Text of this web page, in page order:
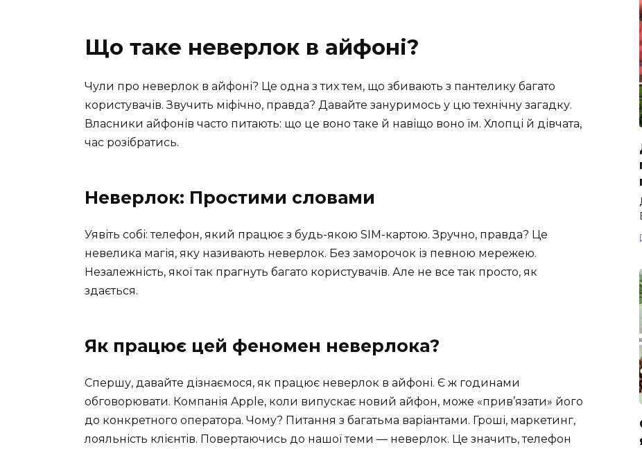
Що таке неверлок в айфоні?
Чули про неверлок в айфоні? Це одна з тих тем, що збивають з пантелику багато
користувачів. Звучить міфічно, правда? Давайте зануримось у цю технічну загадку.
Власники айфонів часто питають: що це воно таке й навіщо воно їм. Хлопці й дівчата,
час розібратись.
Неверлок: Простими словами
Уявіть собі: телефон, який працює з будь-якою SIM-картою. Зручно, правда? Це
невелика магія, яку називають неверлок. Без заморочок із певною мережею.
Незалежність, якої так прагнуть багато користувачів. Але не все так просто, як
здається.
Як працює цей феномен неверлока?
Спершу, давайте дізнаємося, як працює неверлок в айфоні. Є ж годинами
обговорювати. Компанія Apple, коли випускає новий айфон, може «прив’язати» його
до конкретного оператора. Чому? Питання з багатьма варіантами. Гроші, маркетинг,
лояльність клієнтів. Повертаючись до нашої теми — неверлок. Це значить, телефон